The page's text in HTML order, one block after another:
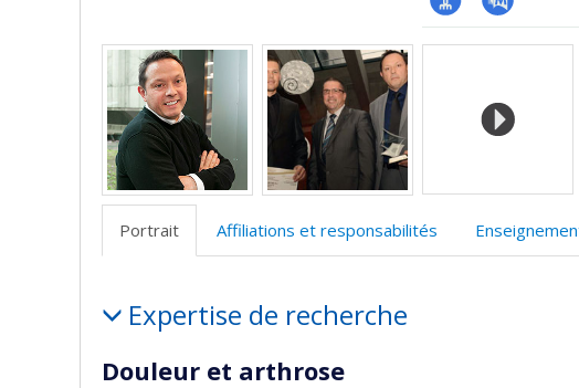
Page PubMed
Médias
Portrait Affiliations et responsabilités
Expertise de recherche
Douleur et arthrose